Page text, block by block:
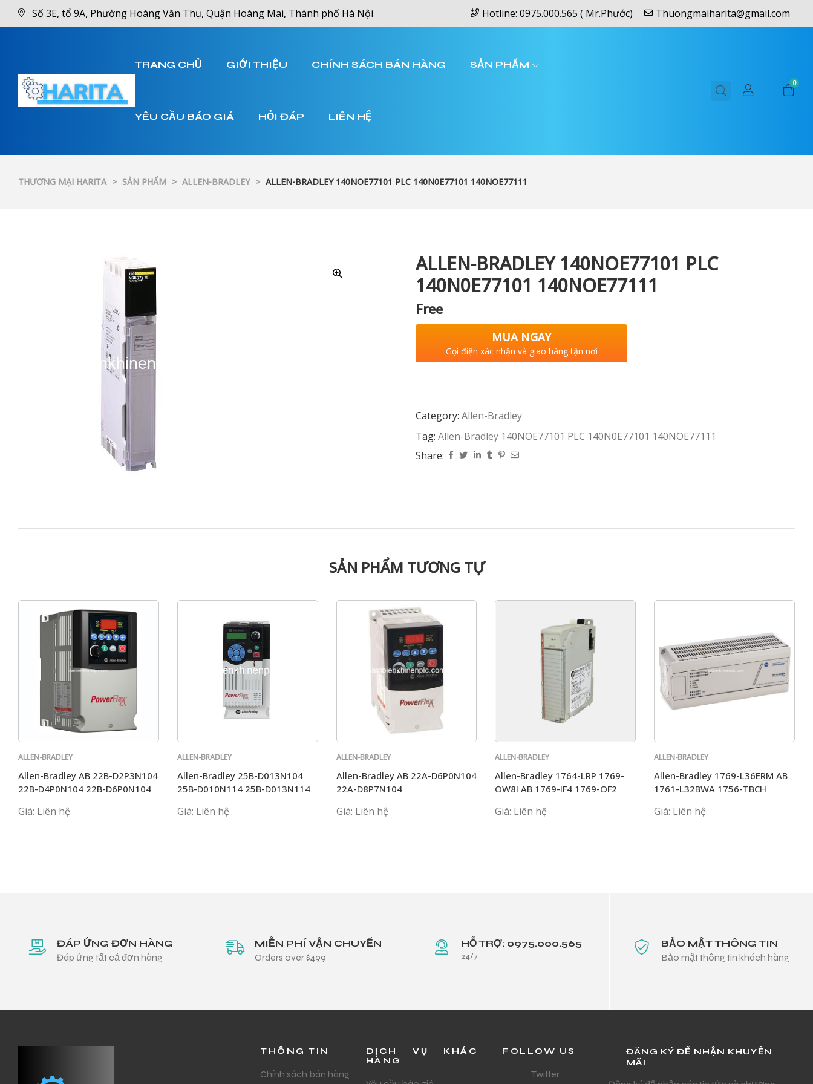
Số 3E, tổ 9A, Phường Hoàng Văn Thụ, Quận Hoàng Mai, Thành phố Hà Nội Hotline: 0975.000.565 ( Mr.Phước) Thuongmaiharita@gmail.com
TRANG CHỦ GIỚI THIỆU CHÍNH SÁCH BÁN HÀNG SẢN PHẨM
YÊU CẦU BÁO GIÁ HỎI ĐÁP LIÊN HỆ
0
THƯƠNG MẠI HARITA > SẢN PHẨM > ALLEN-BRADLEY > ALLEN-BRADLEY 140NOE77101 PLC 140N0E77101 140NOE77111
ALLEN-BRADLEY 140NOE77101 PLC
140N0E77101 140NOE77111
Free
MUA NGAY
Gọi điện xác nhận và giao hàng tận nơi
Category: Allen-Bradley
Tag: Allen-Bradley 140NOE77101 PLC 140N0E77101 140NOE77111
Share:
SẢN PHẨM TƯƠNG TỰ
ALLEN-BRADLEY
Allen-Bradley AB 22B-D2P3N104
22B-D4P0N104 22B-D6P0N104
Giá: Liên hệ
ALLEN-BRADLEY
Allen-Bradley 25B-D013N104
25B-D010N114 25B-D013N114
Giá: Liên hệ
ALLEN-BRADLEY
Allen-Bradley AB 22A-D6P0N104
22A-D8P7N104
Giá: Liên hệ
ALLEN-BRADLEY
Allen-Bradley 1764-LRP 1769-
OW8I AB 1769-IF4 1769-OF2
Giá: Liên hệ
ALLEN-BRADLEY
Allen-Bradley 1769-L36ERM AB
1761-L32BWA 1756-TBCH
Giá: Liên hệ
ĐÁP ỨNG ĐƠN HÀNG
Đáp ứng tất cả đơn hàng
MIỄN PHÍ VẬN CHUYỂN
Orders over $499
HỖ TRỢ: 0975.000.565
24/7
BẢO MẬT THÔNG TIN
Bảo mật thông tin khách hàng
THÔNG TIN
Chính sách bán hàng
DỊCH VỤ KHÁC
HÀNG
FOLLOW US
Twitter
ĐĂNG KÝ ĐỂ NHẬN KHUYẾN
MÃI